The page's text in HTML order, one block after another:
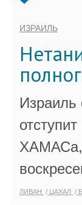
ИЗРАИЛЬ
Израиль
ХАМАСа,
ЛИВАН ЦАХАЛ